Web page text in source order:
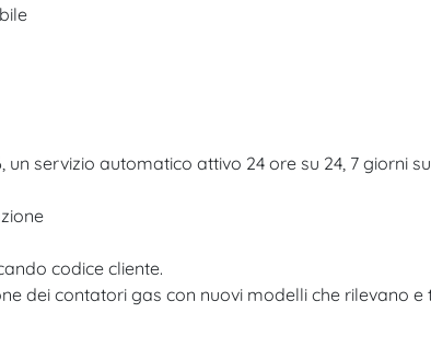
servizio automatico attivo 24 ore su 24, 7 giorni
codice cliente.
dei contatori gas con nuovi modelli che rilevano